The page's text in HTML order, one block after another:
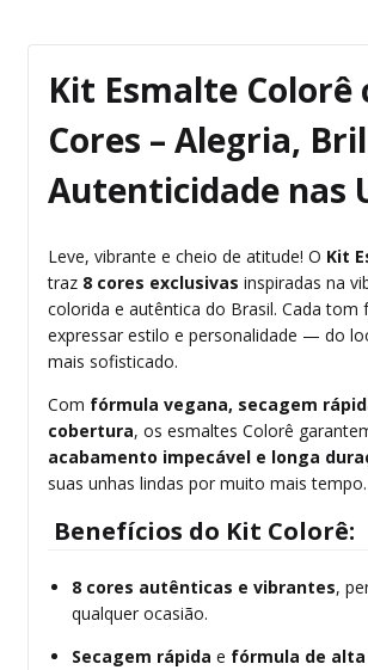
Kit Esmalte Colorê
Cores – Alegria,
Autenticidade nas
Leve, vibrante e cheio de atitude! O Kit
traz 8 cores exclusivas inspiradas na
colorida e autêntica do Brasil. Cada tom
expressar estilo e personalidade — do
mais sofisticado.
Com fórmula vegana, secagem
cobertura, os esmaltes Colorê
acabamento impecável e longa
suas unhas lindas por muito mais tempo.
Benefícios do Kit Colorê:
8 cores autênticas e vibrantes,
qualquer ocasião.
Secagem rápida e fórmula de